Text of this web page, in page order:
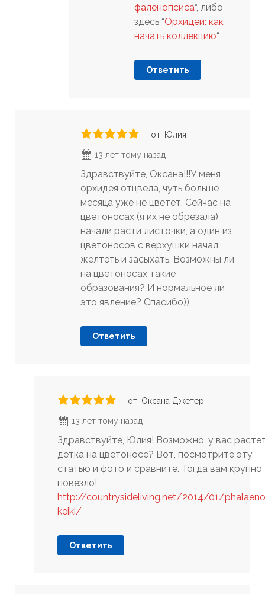
фаленопсиса“, либо
здесь “Орхидеи: как
начать коллекцию“
Ответить
от: Юлия
13 лет тому назад
Здравствуйте, Оксана!!!У меня
орхидея отцвела, чуть больше
месяца уже не цветет. Сейчас на
цветоносах (я их не обрезала)
начали расти листочки, а один из
цветоносов с верхушки начал
желтеть и засыхать. Возможны ли
на цветоносах такие
образования? И нормальное ли
это явление? Спасибо))
Ответить
от: Оксана Джетер
13 лет тому назад
Здравствуйте, Юлия! Возможно, у вас
детка на цветоносе? Вот, посмотрите эту
статью и фото и сравните. Тогда вам крупно
повезло!
http://countrysideliving.net/2014/01/
keiki/
Ответить